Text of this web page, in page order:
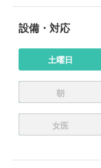
設備・対応
土曜日
朝
女医